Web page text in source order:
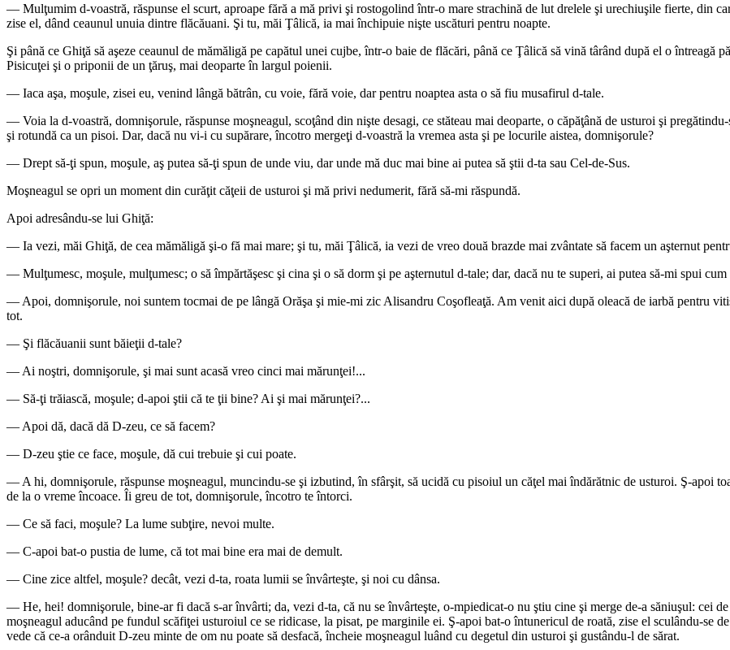
— Mulţumim d-voastră, răspunse el scurt, aproape fără a mă privi şi rostogolind într-o mare strachină de lut drelele şi urechiuşile fierte, din
zise el, dând ceaunul unuia dintre flăcăuani. Şi tu, măi Ţâlică, ia mai închipuie nişte uscături pentru noapte.
Şi până ce Ghiţă să aşeze ceaunul de mămăligă pe capătul unei cujbe, într-o baie de flăcări, până ce Ţâlică să vină târând după el o întreagă
Pisicuţei şi o priponii de un ţăruş, mai deoparte în largul poienii.
— Iaca aşa, moşule, zisei eu, venind lângă bătrân, cu voie, fără voie, dar pentru noaptea asta o să fiu musafirul d-tale.
— Voia la d-voastră, domnişorule, răspunse moşneagul, scoţând din nişte desagi, ce stăteau mai deoparte, o căpăţână de usturoi şi
şi rotundă ca un pisoi. Dar, dacă nu vi-i cu supărare, încotro mergeţi d-voastră la vremea asta şi pe locurile aistea, domnişorule?
— Drept să-ţi spun, moşule, aş putea să-ţi spun de unde viu, dar unde mă duc mai bine ai putea să ştii d-ta sau Cel-de-Sus.
Moşneagul se opri un moment din curăţit căţeii de usturoi şi mă privi nedumerit, fără să-mi răspundă.
Apoi adresându-se lui Ghiţă:
— Ia vezi, măi Ghiţă, de cea mămăligă şi-o fă mai mare; şi tu, măi Ţâlică, ia vezi de vreo două brazde mai zvântate să facem un aşternut
— Mulţumesc, moşule, mulţumesc; o să împărtăşesc şi cina şi o să dorm şi pe aşternutul d-tale; dar, dacă nu te superi, ai putea să-mi spui cum
— Apoi, domnişorule, noi suntem tocmai de pe lângă Orăşa şi mie-mi zic Alisandru Coşofleaţă. Am venit aici după oleacă de iarbă pentru
tot.
— Şi flăcăuanii sunt băieţii d-tale?
— Ai noştri, domnişorule, şi mai sunt acasă vreo cinci mai mărunţei!...
— Să-ţi trăiască, moşule; d-apoi ştii că te ţii bine? Ai şi mai mărunţei?...
— Apoi dă, dacă dă D-zeu, ce să facem?
— D-zeu ştie ce face, moşule, dă cui trebuie şi cui poate.
— A hi, domnişorule, răspunse moşneagul, muncindu-se şi izbutind, în sfârşit, să ucidă cu pisoiul un căţel mai îndărătnic de usturoi. Ş-apoi
de la o vreme încoace. Îi greu de tot, domnişorule, încotro te întorci.
— Ce să faci, moşule? La lume subţire, nevoi multe.
— C-apoi bat-o pustia de lume, că tot mai bine era mai de demult.
— Cine zice altfel, moşule? decât, vezi d-ta, roata lumii se învârteşte, şi noi cu dânsa.
— He, hei! domnişorule, bine-ar fi dacă s-ar învârti; da, vezi d-ta, că nu se învârteşte, o-mpiedicat-o nu ştiu cine şi merge de-a săniuşul: cei de
moşneagul aducând pe fundul scăfiţei usturoiul ce se ridicase, la pisat, pe marginile ei. Ş-apoi bat-o întunericul de roată, zise el sculându-se
vede că ce-a orânduit D-zeu minte de om nu poate să desfacă, încheie moşneagul luând cu degetul din usturoi şi gustându-l de sărat.